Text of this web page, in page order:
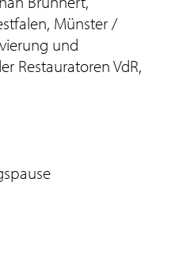
Münster /
und
Restauratoren VdR,